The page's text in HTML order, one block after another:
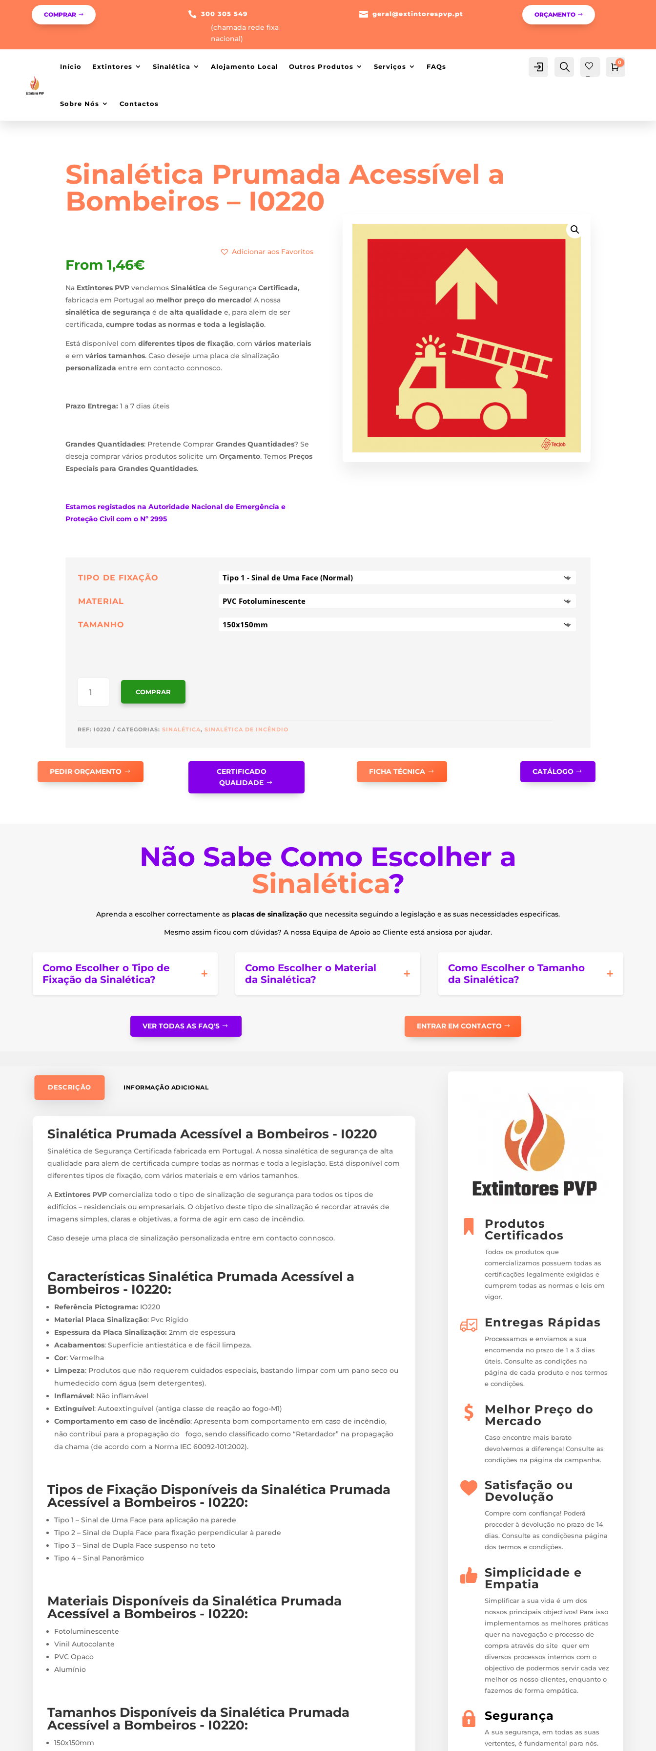
COMPRAR  300 305 549
(chamada rede fixa
nacional)
 geral@extintorespvp.pt ORÇAMENTO
Início Extintores Sinalética Alojamento Local Outros Produtos Serviços FAQs
Sobre Nós Contactos
Conta
Pesquisa
Fav
Carrinho
0
Sinalética Prumada Acessível a
Bombeiros – I0220
From 1,46€
Adicionar aos Favoritos
Na Extintores PVP vendemosSinalética de SegurançaCertificada,
fabricada em Portugal ao melhor preço do mercado! A nossa
sinalética de segurança é dealta qualidade e, para alem de ser
certificada,cumpre todas as normas e toda a legislação.
Está disponível comdiferentes tipos de fixação, comvários materiais
e emvários tamanhos. Caso deseje uma placa de sinalização
personalizada entre em contacto connosco.
Prazo Entrega: 1 a 7 dias úteis
Grandes Quantidades: Pretende ComprarGrandes Quantidades? Se
deseja comprar vários produtos solicite umOrçamento. Temos Preços
Especiais para Grandes Quantidades.
Estamos registados na Autoridade Nacional de Emergência e
Proteção Civil com o Nº 2995
TIPO DE FIXAÇÃO
MATERIAL
TAMANHO
QUANTIDADE
SINALÉTICA
ACESSÍVEL
-
I0220
COMPRAR
REF: I0220 CATEGORIAS:SINALÉTICA,SINALÉTICA DE INCÊNDIO
PEDIR ORÇAMENTO
CERTIFICADO
QUALIDADE
FICHA TÉCNICA CATÁLOGO
Não Sabe Como Escolher a
Sinalética?
Aprenda a escolher correctamente as placas de sinalização que necessita seguindo a legislação e as suas necessidades especificas.
Mesmo assim ficou com dúvidas? A nossa Equipa de Apoio ao Cliente está ansiosa por ajudar.
Como Escolher o Tipo de
Fixação da Sinalética?
Como Escolher o Material
da Sinalética?
Como Escolher o Tamanho
da Sinalética?
VER TODAS AS FAQ'S ENTRAR EM CONTACTO
DESCRIÇÃO INFORMAÇÃO ADICIONAL
Sinalética Prumada Acessível a Bombeiros - I0220
Sinalética de Segurança Certificada fabricada em Portugal. A nossa sinalética de segurança de alta
qualidade para alem de certificada cumpre todas as normas e toda a legislação. Está disponível com
diferentes tipos de fixação, com vários materiais e em vários tamanhos.
A Extintores PVP comercializa todo o tipo de sinalização de segurança para todos os tipos de
edifícios – residenciais ou empresariais. O objetivo deste tipo de sinalização é recordar através de
imagens simples, claras e objetivas, a forma de agir em caso de incêndio.
Caso deseje uma placa de sinalização personalizada entre em contacto connosco.
Características Sinalética Prumada Acessível a
Bombeiros - I0220:
Referência Pictograma: IO220
Material Placa Sinalização: Pvc Rígido
Espessura da Placa Sinalização: 2mm de espessura
Acabamentos: Superfície antiestática e de fácil limpeza.
Cor: Vermelha
Limpeza: Produtos que não requerem cuidados especiais, bastando limpar com um pano seco ou
humedecido com água (sem detergentes).
Inflamável: Não inflamável
Extinguível: Autoextinguível (antiga classe de reação ao fogo-M1)
Comportamento em caso de incêndio: Apresenta bom comportamento em caso de incêndio,
não contribui para a propagação do fogo, sendo classificado como “Retardador” na propagação
da chama (de acordo com a Norma IEC 60092-101:2002).
Tipos de Fixação Disponíveis da Sinalética Prumada
Acessível a Bombeiros - I0220:
Tipo 1 – Sinal de Uma Face para aplicação na parede
Tipo 2 – Sinal de Dupla Face para fixação perpendicular à parede
Tipo 3 – Sinal de Dupla Face suspenso no teto
Tipo 4 – Sinal Panorâmico
Materiais Disponíveis da Sinalética Prumada
Acessível a Bombeiros - I0220:
Fotoluminescente
Vinil Autocolante
PVC Opaco
Alumínio
Tamanhos Disponíveis da Sinalética Prumada
Acessível a Bombeiros - I0220:
150x150mm
Produtos
Certificados
Todos os produtos que
comercializamos possuem todas as
certificações legalmente exigidas e
cumprem todas as normas e leis em
vigor.
Entregas Rápidas
Processamos e enviamos a sua
encomenda no prazo de 1 a 3 dias
úteis. Consulte as condições na
página de cada produto e nos termos
e condições.
Melhor Preço do
Mercado
Caso encontre mais barato
devolvemos a diferença! Consulte as
condições na página da campanha.
Satisfação ou
Devolução
Compre com confiança! Poderá
proceder à devolução no prazo de 14
dias. Consulte as condiçõesna página
dos termos e condições.
Simplicidade e
Empatia
Simplificar a sua vida é um dos
nossos principais objectivos! Para isso
implementamos as melhores práticas
quer na navegação e processo de
compra através do site quer em
diversos processos internos com o
objectivo de podermos servir cada vez
melhor os nosso clientes, enquanto o
fazemos de forma empática.
Segurança
A sua segurança, em todas as suas
vertentes, é fundamental para nós.